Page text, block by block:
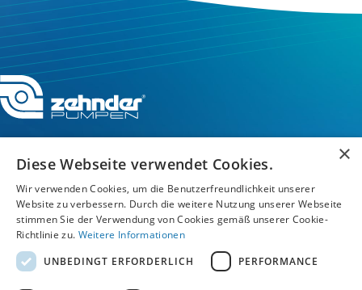
Service-Hotline
Service
Unternehmen
×
Diese Webseite verwendet Cookies.
Wir verwenden Cookies, um die Benutzerfreundlichkeit unserer
Website zu verbessern. Durch die weitere Nutzung unserer Webseite
stimmen Sie der Verwendung von Cookies gemäß unserer Cookie-
Richtlinie zu. Weitere Informationen
UNBEDINGT ERFORDERLICH
PERFORMANCE